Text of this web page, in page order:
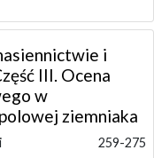
i
III. Ocena
w
ziemniaka
259-275